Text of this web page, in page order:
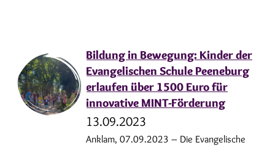
Bildung in Bewegung: Kinder der
Evangelischen Schule Peeneburg
erlaufen über 1500 Euro für
innovative MINT-Förderung
13.09.2023
Anklam, 07.09.2023 – Die Evangelische